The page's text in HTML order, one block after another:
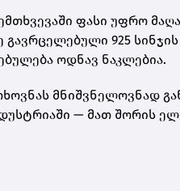
ფასი უფრო
გავრცელებული 925
ოდნავ ნაკლებია.
მნიშვნელოვნად
— მათ შორის